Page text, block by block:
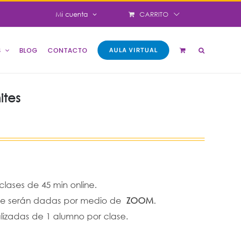
Mi cuenta CARRITO
BLOG CONTACTO AULA VIRTUAL
de 45 min online.
serán dadas por medio de ZOOM.
de 1 alumno por clase.